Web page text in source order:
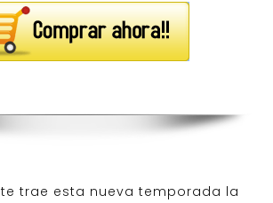
te trae esta nueva temporada la